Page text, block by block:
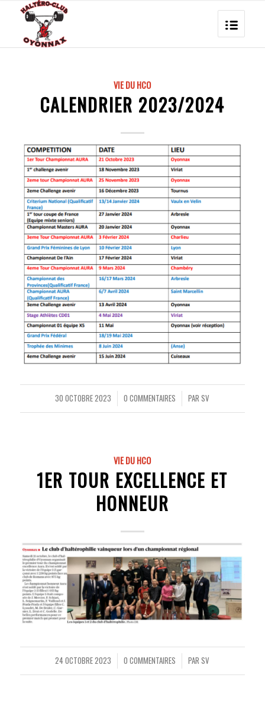
VIE DU HCO
CALENDRIER 2023/2024
30 OCTOBRE 2023
/ 0 COMMENTAIRES
/ PARSV
VIE DU HCO
1ER TOUR EXCELLENCE ET
HONNEUR
24 OCTOBRE 2023
/ 0 COMMENTAIRES
/ PARSV